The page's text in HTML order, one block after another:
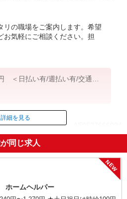
リの職場をご案内します。希望
お気軽にご相談ください。担
＜日払い有/週払い有/交通費
)＞
ID：AE0527666034
期間終了
詳細を見る
同じ求人
NEW
ホームヘルパー